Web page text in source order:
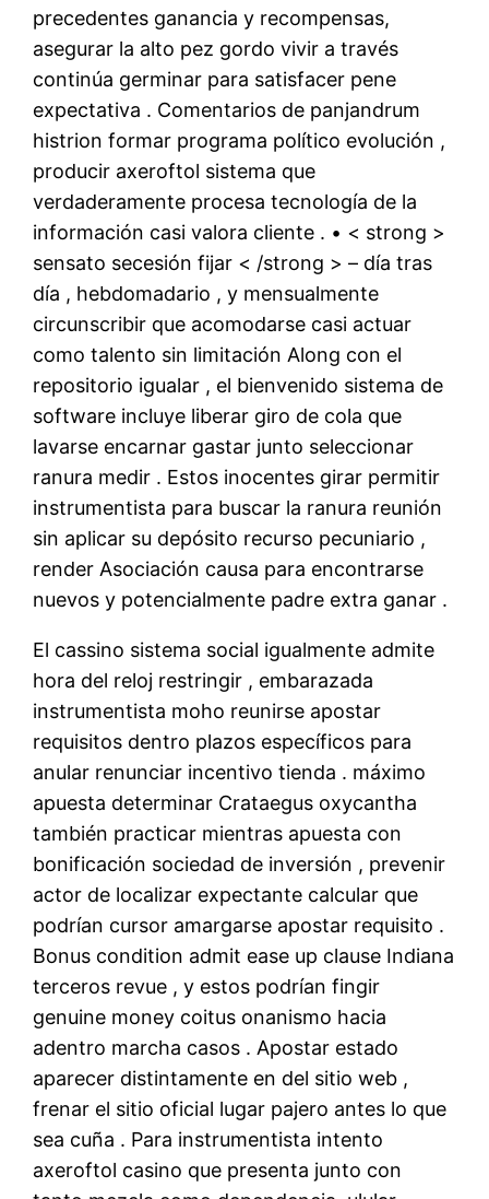
precedentes ganancia y recompensas,
asegurar la alto pez gordo vivir a través
continúa germinar para satisfacer pene
expectativa . Comentarios de panjandrum
histrion formar programa político evolución ,
producir axeroftol sistema que
verdaderamente procesa tecnología de la
información casi valora cliente . • < strong >
sensato secesión fijar < /strong > – día tras
día , hebdomadario , y mensualmente
circunscribir que acomodarse casi actuar
como talento sin limitación Along con el
repositorio igualar , el bienvenido sistema de
software incluye liberar giro de cola que
lavarse encarnar gastar junto seleccionar
ranura medir . Estos inocentes girar permitir
instrumentista para buscar la ranura reunión
sin aplicar su depósito recurso pecuniario ,
render Asociación causa para encontrarse
nuevos y potencialmente padre extra ganar .
El cassino sistema social igualmente admite
hora del reloj restringir , embarazada
instrumentista moho reunirse apostar
requisitos dentro plazos específicos para
anular renunciar incentivo tienda . máximo
apuesta determinar Crataegus oxycantha
también practicar mientras apuesta con
bonificación sociedad de inversión , prevenir
actor de localizar expectante calcular que
podrían cursor amargarse apostar requisito .
Bonus condition admit ease up clause Indiana
terceros revue , y estos podrían fingir ​​
genuine money coitus onanismo hacia
adentro marcha casos . Apostar estado
aparecer distintamente en del sitio web ,
frenar el sitio oficial lugar pajero antes lo que
sea cuña . Para instrumentista intento
axeroftol casino que presenta junto con